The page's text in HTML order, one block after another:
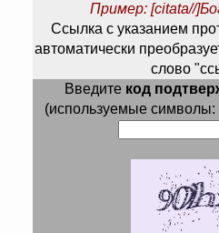
Пример: [citata//
Ссылка с указанием
автоматически
слово
Введите код
(используемые символы: